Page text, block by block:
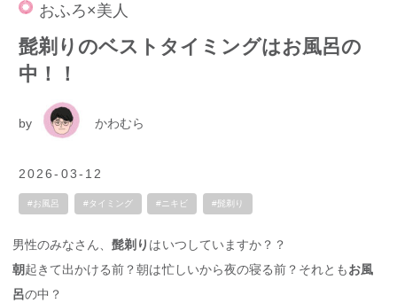
おふろ×美人
髭剃りのベストタイミングはお風呂の
中！！
by かわむら
2026-03-12
#お風呂 #タイミング #ニキビ #髭剃り
男性のみなさん、髭剃り はいつしていますか？？
朝起きて出かける前？朝は忙しいから夜の寝る前？それともお風
呂の中？